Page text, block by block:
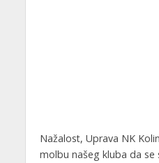
Nažalost, Uprava NK
molbu našeg kluba da